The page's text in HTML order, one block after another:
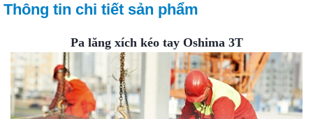
Thông tin chi tiết sản phẩm
Pa lăng xích kéo tay Oshima 3T